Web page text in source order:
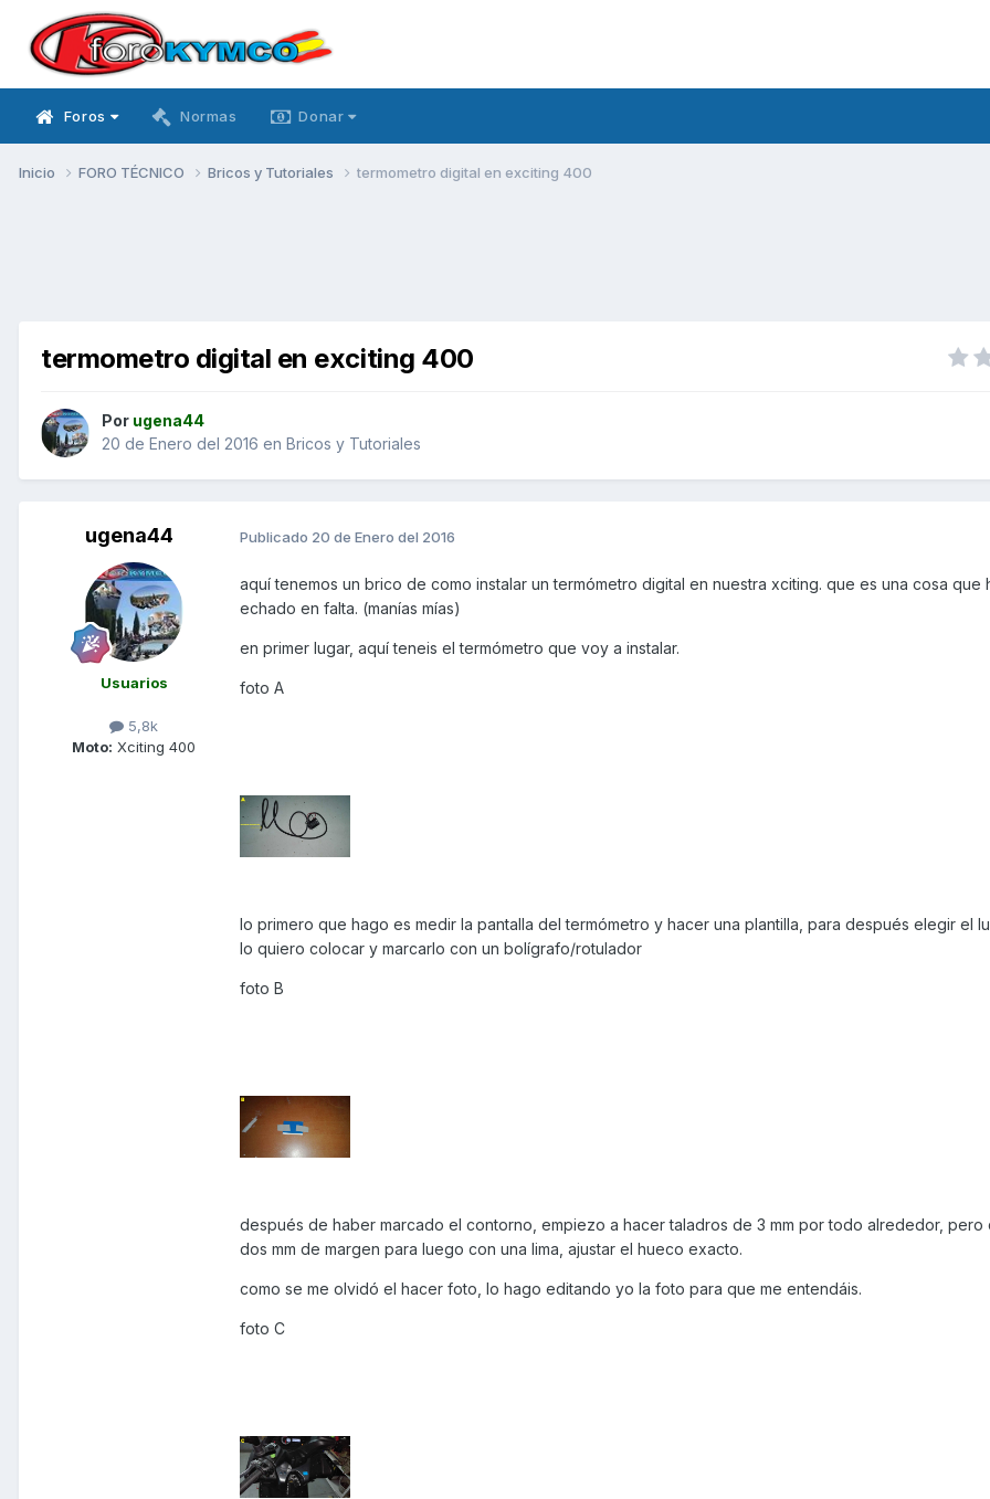
Foros Normas Donar
Inicio FORO TÉCNICO Bricos y Tutoriales termometro digital en exciting 400
termometro digital en exciting 400
Por ugena44
20 de Enero del 2016 en Bricos y Tutoriales
ugena44
Usuarios
5,8k
Moto: Xciting 400
Publicado 20 de Enero del 2016
aquí tenemos un brico de como instalar un termómetro digital en nuestra xciting. que es una cosa que
echado en falta. (manías mías)
en primer lugar, aquí teneis el termómetro que voy a instalar.
foto A
lo primero que hago es medir la pantalla del termómetro y hacer una plantilla, para después elegir el
lo quiero colocar y marcarlo con un bolígrafo/rotulador
foto B
después de haber marcado el contorno, empiezo a hacer taladros de 3 mm por todo alrededor, pero
dos mm de margen para luego con una lima, ajustar el hueco exacto.
como se me olvidó el hacer foto, lo hago editando yo la foto para que me entendáis.
foto C